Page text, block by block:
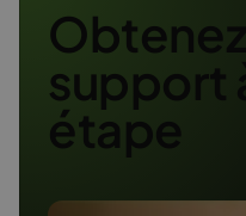
Obtenez
support
étape